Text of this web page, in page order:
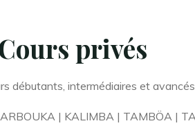
privés
débutants, intermédiaires et avancés
| KALIMBA | TAMBÖA |